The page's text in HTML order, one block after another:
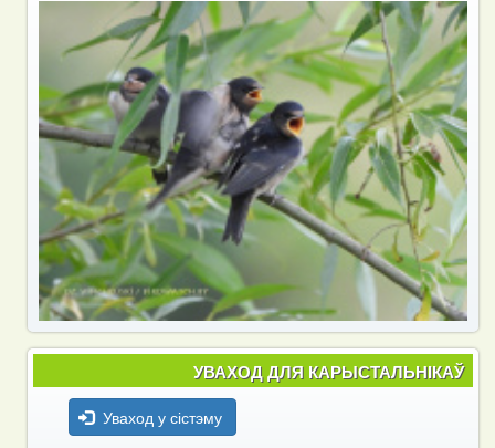
УВАХОД ДЛЯ КАРЫСТАЛЬНІКАЎ
Уваход у сістэму